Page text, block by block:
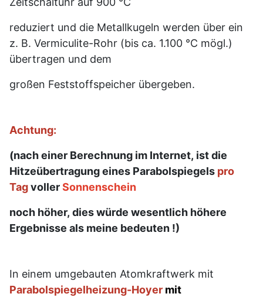
reduziert und die Metallkugeln werden über ein
z. B. Vermiculite-Rohr (bis ca. 1.100 °C mögl.)
übertragen und dem
großen Feststoffspeicher übergeben.
Achtung:
(nach einer Berechnung im Internet, ist die
Hitzeübertragung eines Parabolspiegels pro
TagvollerSonnenschein
noch höher, dies würde wesentlich höhere
Ergebnisse als meine bedeuten !)
In einem umgebauten Atomkraftwerk mit
Parabolspiegelheizung-Hoyer mit